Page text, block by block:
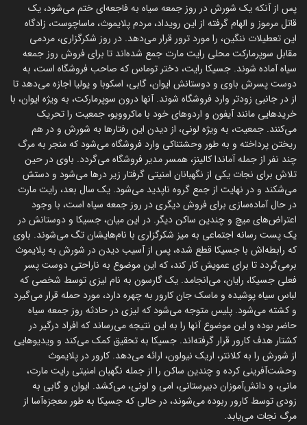
پس از آنکه یک شورش در روز جمعه سیاه به فاجعه‌ای ختم می‌شود، یک
قاتل مرموز و الهام گرفته از این رویداد، مردم پلایموث، ماساچوست، زادگاه
این تعطیلات ننگین، را مورد ترور قرار می‌دهد. در روز شکرگزاری، مردمی
مقابل سوپرمارکت محلی رایت مارت جمع شده‌اند تا برای فروش روز جمعه
سیاه آماده شوند. جسیکا رایت، دختر توماس که صاحب فروشگاه است، به
دوست پسرش باوی و دوستانش ایوان، گابی، اسکوبا و یولیا اجازه می‌دهد تا
از در جانبی زودتر وارد فروشگاه شوند. آنها درون سوپرمارکت، به ویژه ایوان، با
خریدهایی مانند آیفون و اردوهای خود با ماکروویو، جمعیت را تحریک
می‌کنند. جمعیت، به ویژه لونی، از دیدن این رفتارها به شورش و در هم
ریختن پرداخته و به طور وحشتناکی وارد فروشگاه می‌شود که منجر به مرگ
چند نفر از جمله آماندا کالینز، همسر مدیر فروشگاه می‌گردد. باوی در حین
تلاش برای نجات یکی از نگهبانان امنیتی گرفتار زیر درها می‌شود و دستش
می‌شکند و در نهایت از جمع گروه ناپدید می‌شود. یک سال بعد، رایت مارت
در حال آماده‌سازی برای فروش دیگری در روز جمعه سیاه است، با وجود
اعتراض‌های میچ و چندین ساکن دیگر. در این میان، جسیکا و دوستانش در
یک پست رسانه اجتماعی به میز شکرگزاری با نام‌هایشان تگ می‌شوند. باوی
که رابطه‌اش با جسیکا قطع شده، پس از آسیب دیدن در شورش به پلایموث
برمی‌گردد تا برای عمویش کار کند، که این موضوع به ناراحتی دوست پسر
فعلی جسیکا، رایان، می‌انجامد. یک گارسون به نام لیزی توسط شخصی که
لباس سیاه پوشیده و ماسک جان کارور به چهره دارد، مورد حمله قرار می‌گیرد
و کشته می‌شود. پلیس متوجه می‌شود که لیزی در حادثه روز جمعه سیاه
حاضر بوده و این موضوع آنها را به این نتیجه می‌رساند که افراد درگیر در
کشتار هدف کارور قرار گرفته‌اند. جسیکا به تحقیق کمک می‌کند و ویدیوهایی
از شورش را به کلانتر، اریک نیولون، ارائه می‌دهد. کارور در پلایموث
وحشت‌آفرینی کرده و چندین ساکن را از جمله نگهبان امنیتی رایت مارت،
مانی، و دانش‌آموزان دبیرستانی،​ امی و لونی، می‌کشد. ایوان و گابی به
زودی توسط کارور ربوده می‌شوند، در حالی که جسیکا به طور معجزه‌آسا از
مرگ نجات می‌یابد.